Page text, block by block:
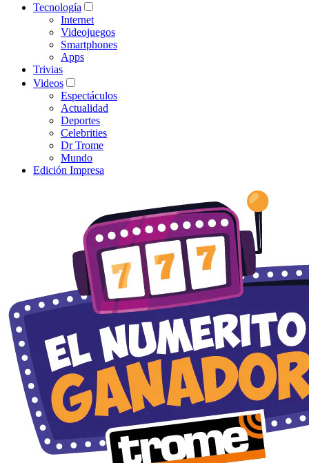
Tecnología
Internet
Videojuegos
Smartphones
Apps
Trivias
Videos
Espectáculos
Actualidad
Deportes
Celebrities
Dr Trome
Mundo
Edición Impresa